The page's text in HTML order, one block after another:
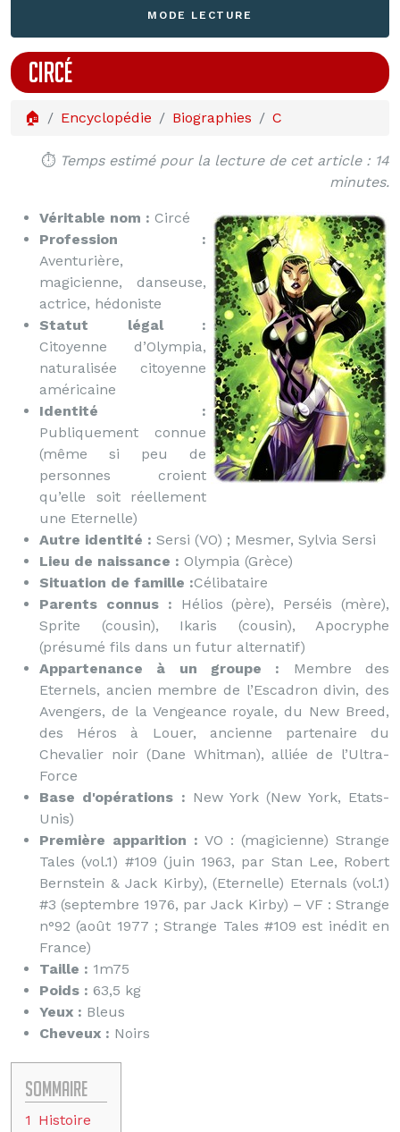
MODE LECTURE
CIRCÉ
🏠 Encyclopédie Biographies C
⏱️ Temps estimé pour la lecture de cet article : 14
minutes.
Véritable nom : Circé
Profession :
Aventurière,
magicienne, danseuse,
actrice, hédoniste
Statut légal :
Citoyenne d’Olympia,
naturalisée citoyenne
américaine
Identité :
Publiquement connue
(même si peu de
personnes croient
qu’elle soit réellement
une Eternelle)
Autre identité : Sersi (VO) ; Mesmer, Sylvia Sersi
Lieu de naissance : Olympia (Grèce)
Situation de famille :Célibataire
Parents connus : Hélios (père), Perséis (mère),
Sprite (cousin), Ikaris (cousin), Apocryphe
(présumé fils dans un futur alternatif)
Appartenance à un groupe : Membre des
Eternels, ancien membre de l’Escadron divin, des
Avengers, de la Vengeance royale, du New Breed,
des Héros à Louer, ancienne partenaire du
Chevalier noir (Dane Whitman), alliée de l’Ultra-
Force
Base d'opérations : New York (New York, Etats-
Unis)
Première apparition : VO : (magicienne) Strange
Tales (vol.1) #109 (juin 1963, par Stan Lee, Robert
Bernstein & Jack Kirby), (Eternelle) Eternals (vol.1)
#3 (septembre 1976, par Jack Kirby) – VF : Strange
n°92 (août 1977 ; Strange Tales #109 est inédit en
France)
Taille : 1m75
Poids : 63,5 kg
Yeux : Bleus
Cheveux : Noirs
Sommaire
1 Histoire